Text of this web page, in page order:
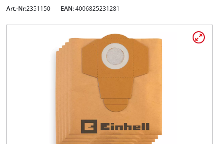
Art.-Nr:2351150 EAN:4006825231281